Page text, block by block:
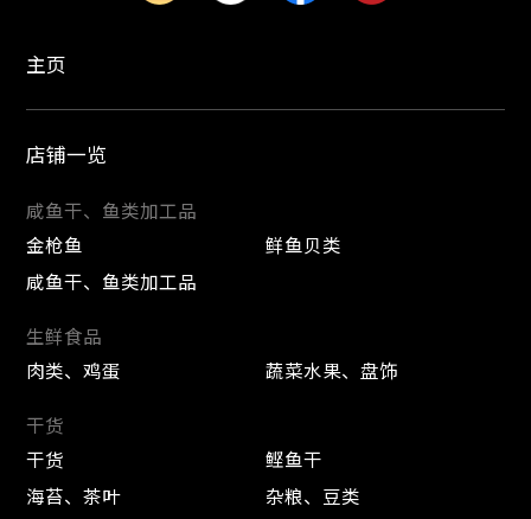
主页
店铺一览
咸鱼干、鱼类加工品
金枪鱼
鲜鱼贝类
咸鱼干、鱼类加工品
生鲜食品
肉类、鸡蛋
蔬菜水果、盘饰
干货
干货
鲣鱼干
海苔、茶叶
杂粮、豆类